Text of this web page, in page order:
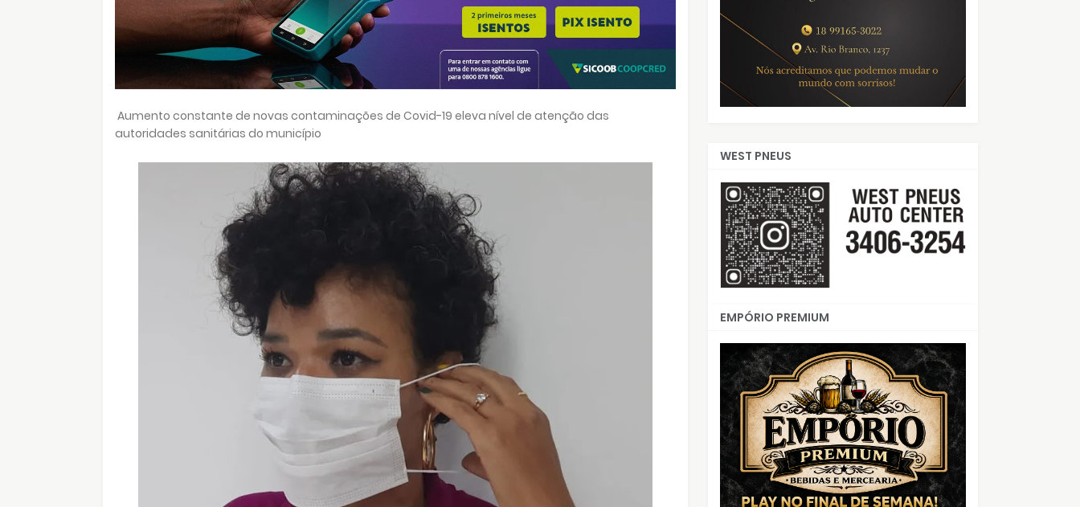
Aumento constante de novas contaminações de Covid-19 eleva nível de atenção das
autoridades sanitárias do município
WEST PNEUS
EMPÓRIO PREMIUM